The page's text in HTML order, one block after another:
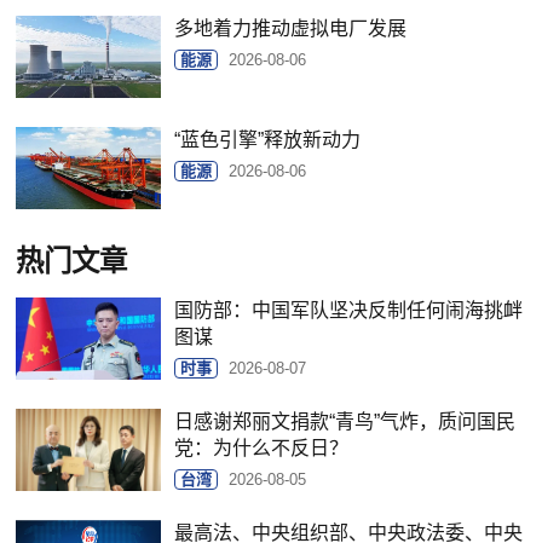
多地着力推动虚拟电厂发展
能源 2026-08-06
“蓝色引擎”释放新动力
能源 2026-08-06
热门文章
国防部：中国军队坚决反制任何闹海挑衅
图谋
时事 2026-08-07
日感谢郑丽文捐款“青鸟”气炸，质问国民
党：为什么不反日？
台湾 2026-08-05
最高法、中央组织部、中央政法委、中央